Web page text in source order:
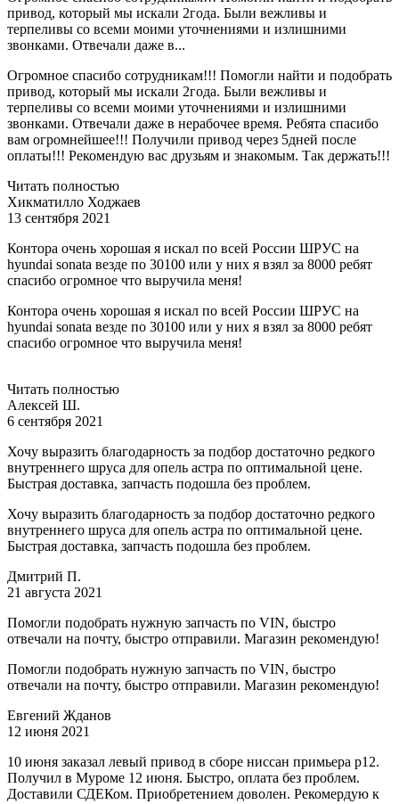
привод, который мы искали 2года. Были вежливы и
терпеливы со всеми моими уточнениями и излишними
звонками. Отвечали даже в...
Огромное спасибо сотрудникам!!! Помогли найти и подобрать
привод, который мы искали 2года. Были вежливы и
терпеливы со всеми моими уточнениями и излишними
звонками. Отвечали даже в нерабочее время. Ребята спасибо
вам огромнейшее!!! Получили привод через 5дней после
оплаты!!! Рекомендую вас друзьям и знакомым. Так держать!!!
Читать полностью
Хикматилло Ходжаев
13 сентября 2021
Контора очень хорошая я искал по всей России ШРУС на
hyundai sonata везде по 30100 или у них я взял за 8000 ребят
спасибо огромное что выручила меня!
Контора очень хорошая я искал по всей России ШРУС на
hyundai sonata везде по 30100 или у них я взял за 8000 ребят
спасибо огромное что выручила меня!
Читать полностью
Алексей Ш.
6 сентября 2021
Хочу выразить благодарность за подбор достаточно редкого
внутреннего шруса для опель астра по оптимальной цене.
Быстрая доставка, запчасть подошла без проблем.
Хочу выразить благодарность за подбор достаточно редкого
внутреннего шруса для опель астра по оптимальной цене.
Быстрая доставка, запчасть подошла без проблем.
Дмитрий П.
21 августа 2021
Помогли подобрать нужную запчасть по VIN, быстро
отвечали на почту, быстро отправили. Магазин рекомендую!
Помогли подобрать нужную запчасть по VIN, быстро
отвечали на почту, быстро отправили. Магазин рекомендую!
Евгений Жданов
12 июня 2021
10 июня заказал левый привод в сборе ниссан примьера р12.
Получил в Муроме 12 июня. Быстро, оплата без проблем.
Доставили СДЕКом. Приобретением доволен. Рекомердую к